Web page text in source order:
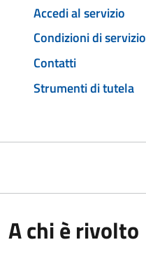
Accedi al servizio
Condizioni di servizio
Contatti
Strumenti di tutela
A chi è rivolto